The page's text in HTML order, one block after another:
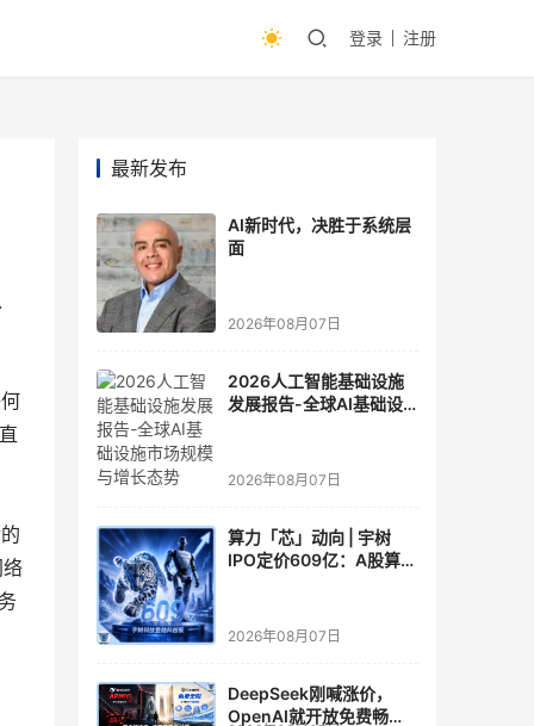
登录 注册
最新发布
AI新时代，决胜于系统层
面
2026年08月07日
2026人工智能基础设施
发展报告-全球AI基础设
2026年08月07日
算力「芯」动向 | 宇树
IPO定价609亿：A股算力
2026年08月07日
DeepSeek刚喊涨价，
OpenAI就开放免费畅